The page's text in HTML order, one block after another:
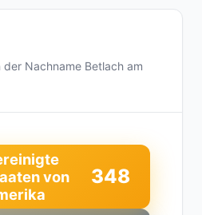
Nachname Betlach am
von
348